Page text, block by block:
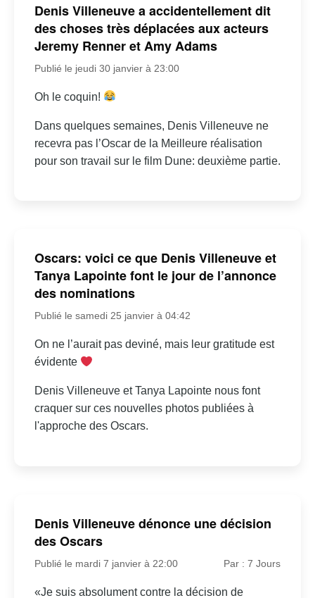
Denis Villeneuve a accidentellement dit
des choses très déplacées aux acteurs
Jeremy Renner et Amy Adams
Publié le jeudi 30 janvier à 23:00
Oh le coquin!
Dans quelques semaines, Denis Villeneuve ne
recevra pas l’Oscar de la Meilleure réalisation
pour son travail sur le film Dune: deuxième partie.
Oscars: voici ce que Denis Villeneuve et
Tanya Lapointe font le jour de l’annonce
des nominations
Publié le samedi 25 janvier à 04:42
On ne l’aurait pas deviné, mais leur gratitude est
évidente
Denis Villeneuve et Tanya Lapointe nous font
craquer sur ces nouvelles photos publiées à
l'approche des Oscars.
Denis Villeneuve dénonce une décision
des Oscars
Publié le mardi 7 janvier à 22:00 Par : 7 Jours
«Je suis absolument contre la décision de